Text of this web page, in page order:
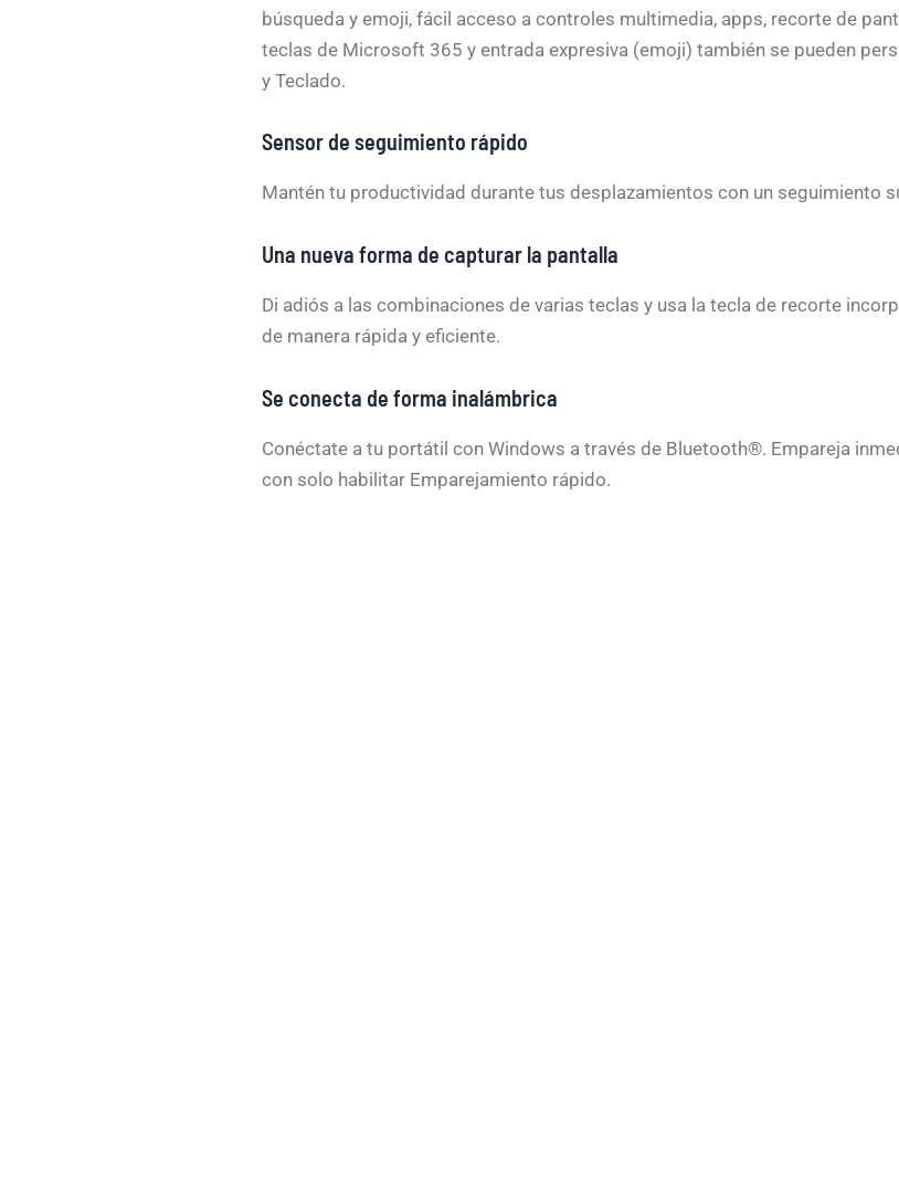
búsqueda y emoji, fácil acceso a controles multimedia, apps, recorte de
teclas de Microsoft 365 y entrada expresiva (emoji) también se pueden
y Teclado.
Sensor de seguimiento rápido
Mantén tu productividad durante tus desplazamientos con un seguimiento
Una nueva forma de capturar la pantalla
Di adiós a las combinaciones de varias teclas y usa la tecla de recorte
de manera rápida y eficiente.
Se conecta de forma inalámbrica
Conéctate a tu portátil con Windows a través de Bluetooth®. Empareja
con solo habilitar Emparejamiento rápido.